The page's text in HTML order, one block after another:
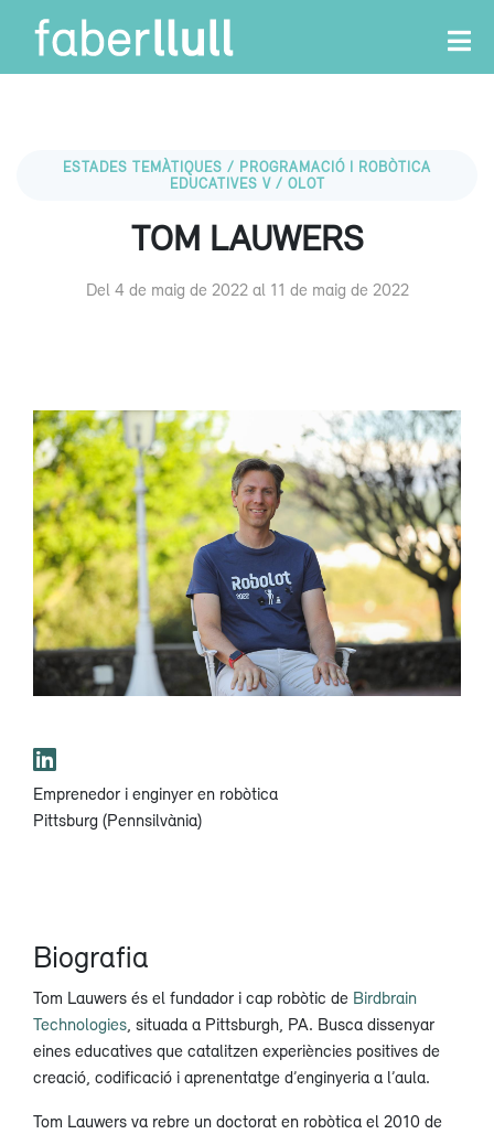
ESTADES TEMÀTIQUES / PROGRAMACIÓ I ROBÒTICA
EDUCATIVES V / OLOT
TOM LAUWERS
Del 4 de maig de 2022 al 11 de maig de 2022
Emprenedor i enginyer en robòtica
Pittsburg (Pennsilvània)
Biografia
Tom Lauwers és el fundador i cap robòtic de Birdbrain
Technologies , situada a Pittsburgh, PA. Busca dissenyar
eines educatives que catalitzen experiències positives de
creació, codificació i aprenentatge d’enginyeria a l’aula.
Tom Lauwers va rebre un doctorat en robòtica el 2010 de